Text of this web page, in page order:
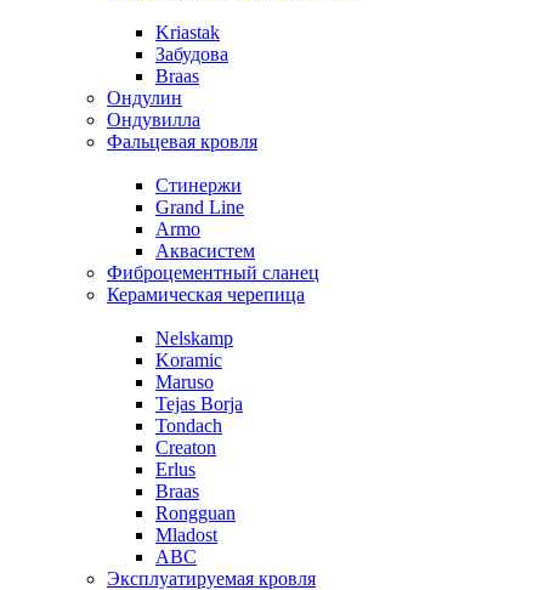
Kriastak
Забудова
Braas
Ондулин
Ондувилла
Фальцевая кровля
Стинержи
Grand Line
Armo
Аквасистем
Фиброцементный сланец
Керамическая черепица
Nelskamp
Koramic
Maruso
Tejas Borja
Tondach
Creaton
Erlus
Braas
Rongguan
Mladost
ABC
Эксплуатируемая кровля